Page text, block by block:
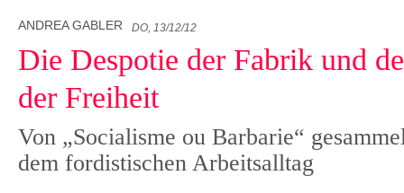
ANDREA GABLER DO, 13/12/12
Die Despotie der Fabrik und
der Freiheit
Von „Socialisme ou Barbarie“
dem fordistischen Arbeitsalltag